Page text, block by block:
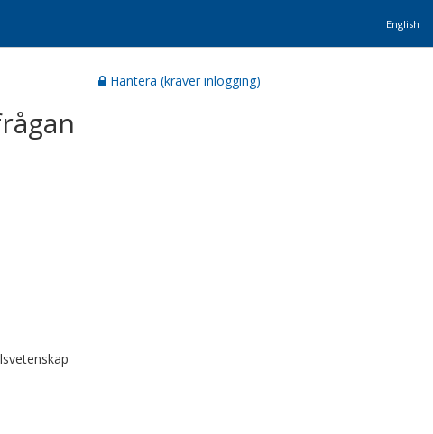
English
Hantera (kräver inlogging)